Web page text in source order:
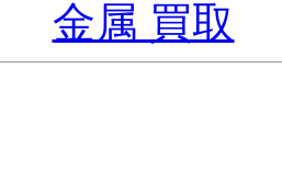
金属 買取